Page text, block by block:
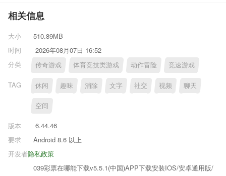
相关信息
大小
510.89MB
时间
2026年08月07日 16:52
分类
传奇游戏 体育竞技类游戏 动作冒险 竞速游戏
TAG 休闲 趣味 消除 文字 社交 视频 聊天
空间
版本
6.44.46
要求
Android 8.6 以上
隐私政策
开发者
039彩票在哪能下载v5.5.1(中国)APP下载安装IOS/安卓通用版/